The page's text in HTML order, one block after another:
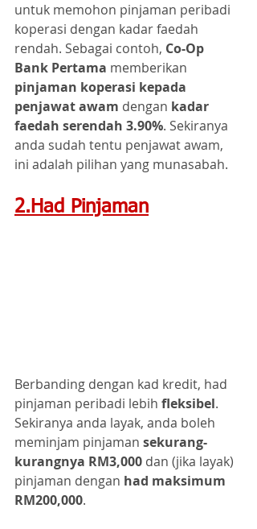
untuk memohon pinjaman peribadi
koperasi dengan kadar faedah
rendah. Sebagai contoh, Co-Op
Bank Pertama memberikan
pinjaman koperasi kepada
penjawat awam dengan kadar
faedah serendah 3.90%. Sekiranya
anda sudah tentu penjawat awam,
ini adalah pilihan yang munasabah.
2.Had Pinjaman
Berbanding dengan kad kredit, had
pinjaman peribadi lebih fleksibel.
Sekiranya anda layak, anda boleh
meminjam pinjaman sekurang-
kurangnya RM3,000 dan (jika layak)
pinjaman dengan had maksimum
RM200,000.